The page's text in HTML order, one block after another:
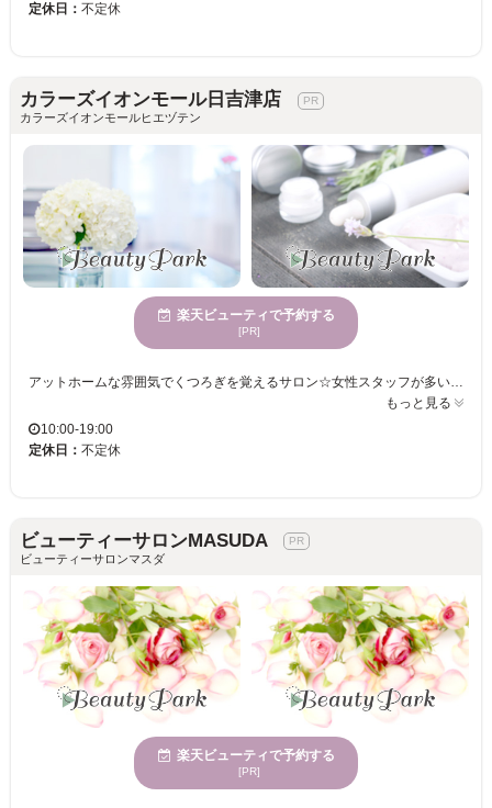
定休日： 不定休
カラーズイオンモール日吉津店
カラーズイオンモールヒエヅテン
楽天ビューティで予約する
[PR]
もっと見る
10:00-19:00
定休日： 不定休
ビューティーサロンMASUDA
ビューティーサロンマスダ
楽天ビューティで予約する
[PR]